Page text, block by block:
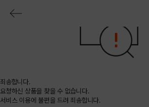
죄송합니다.
요청하신 상품을 찾을 수 없습니다.
서비스 이용에 불편을 드려 죄송합니다.